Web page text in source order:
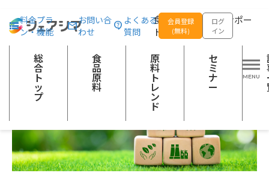
食品の企画開発をサポー
トする
料金プラ
ン・機能
お問い合
わせ
よくある
質問
会員登録
(無料)
ログ
イン
総
合
ト
ッ
プ
食
品
原
料
原
料
ト
レ
ン
ド
セ
ミ
ナ
ー
総合トップ 記事一覧 食品産業の今と未来 脱炭素に取り組むに